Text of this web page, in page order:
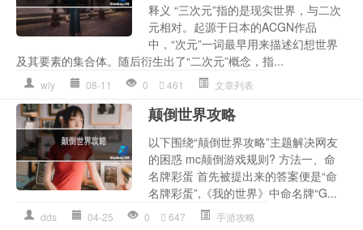
释义 “三次元”指的是现实世界，与二次
元相对。起源于日本的ACGN作品
中，“次元”一词最早用来描述幻想世界
及其要素的集合体。随后衍生出了“二次元”概念，指...
wly 08-11 0 461 文章列表
颠倒世界攻略
以下围绕“颠倒世界攻略”主题解决网友
的困惑 mc颠倒游戏规则? 方法一、命
名牌彩蛋 首先被提出来的答案便是“命
名牌彩蛋”,《我的世界》中命名牌“G...
dds 04-25 0 647 手游攻略